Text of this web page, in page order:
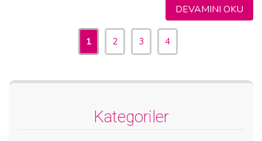
DEVAMINI OKU
1 2 3 4
Kategoriler